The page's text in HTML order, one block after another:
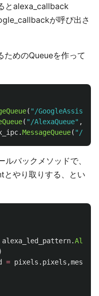
とalexa_callback
が呼び出さ
めのQueueを作って
( " /
( " /AlexaQueue" ,
.MessageQueue( " /
バックメソッドで、
とやり取りする、とい
alexa_led_pattern.
= pixels . pixels ,